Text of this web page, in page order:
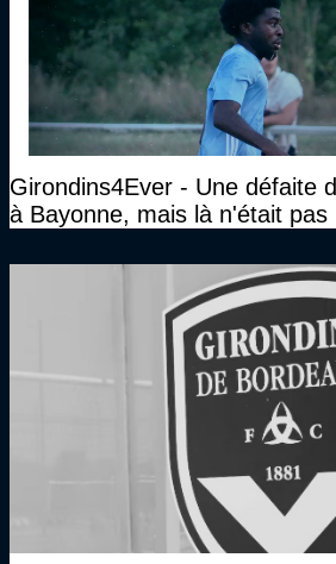
Girondins4Ever - Une défaite
à Bayonne, mais là n'était pas